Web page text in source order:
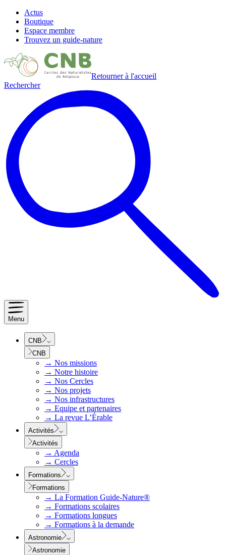
Actus
Boutique
Espace membre
Trouvez un guide-nature
Retourner à l'accueil
Rechercher
Menu
CNB
CNB
→ Nos missions
→ Notre histoire
→ Nos Cercles
→ Nos projets
→ Nos infrastructures
→ Equipe et partenaires
→ La revue L’Érable
Activités
Activités
→ Agenda
→ Cercles
Formations
Formations
→ La Formation Guide-Nature®
→ Formations scolaires
→ Formations longues
→ Formations à la demande
Astronomie
Astronomie